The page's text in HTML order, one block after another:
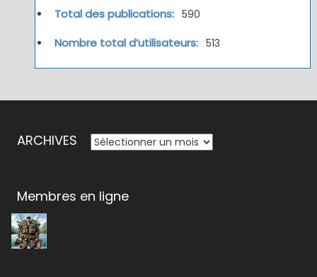
Total des publications: 590
Nombre total d’utilisateurs: 513
ARCHIVES ARCHIVES
Membres en ligne